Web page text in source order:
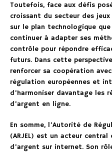
Toutefois, face aux défis
croissant du secteur des
sur le plan technologique que
continuer à adapter ses
contrôle pour répondre
futurs. Dans cette
renforcer sa coopération
régulation européennes et
d’harmoniser davantage les
d’argent en ligne.
En somme, l’Autorité de
(ARJEL) est un acteur
d’argent sur internet. Son